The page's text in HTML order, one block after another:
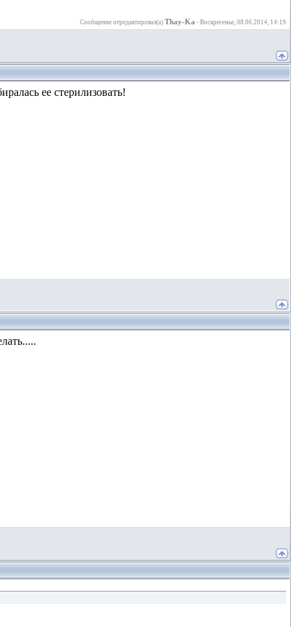
Сообщение отредактировал(а) Thay-Ka - Воскресенье, 08.06.2014, 14:19
ее стерилизовать!